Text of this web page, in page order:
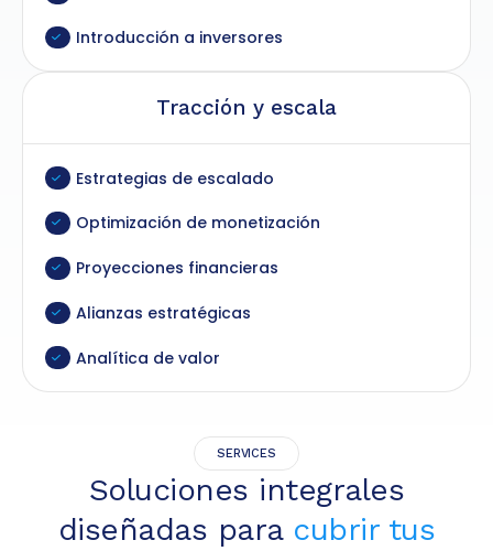
Introducción a inversores
Tracción y escala
Estrategias de escalado
Optimización de monetización
Proyecciones financieras
Alianzas estratégicas
Analítica de valor
SERVICES
Soluciones integrales
diseñadas para cubrir tus